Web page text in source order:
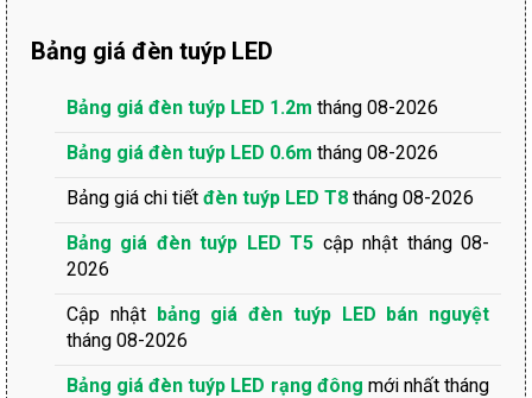
Bảng giá đèn tuýp LED
Bảng giá đèn tuýp LED 1.2m tháng 08-2026
Bảng giá đèn tuýp LED 0.6m tháng 08-2026
Bảng giá chi tiết đèn tuýp LED T8 tháng 08-2026
Bảng giá đèn tuýp LED T5 cập nhật tháng 08-
2026
Cập nhật bảng giá đèn tuýp LED bán nguyệt
tháng 08-2026
Bảng giá đèn tuýp LED rạng đông mới nhất tháng